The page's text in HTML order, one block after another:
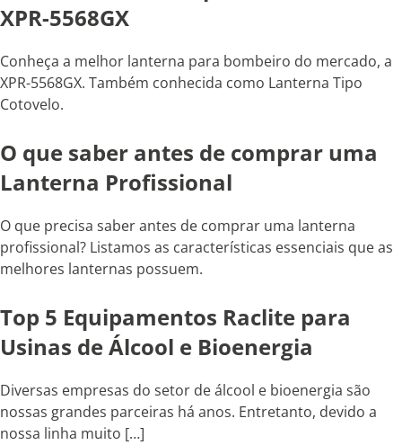
XPR-5568GX
Conheça a melhor lanterna para bombeiro do mercado, a
XPR-5568GX. Também conhecida como Lanterna Tipo
Cotovelo.
O que saber antes de comprar uma
Lanterna Profissional
O que precisa saber antes de comprar uma lanterna
profissional? Listamos as características essenciais que as
melhores lanternas possuem.
Top 5 Equipamentos Raclite para
Usinas de Álcool e Bioenergia
Diversas empresas do setor de álcool e bioenergia são
nossas grandes parceiras há anos. Entretanto, devido a
nossa linha muito […]